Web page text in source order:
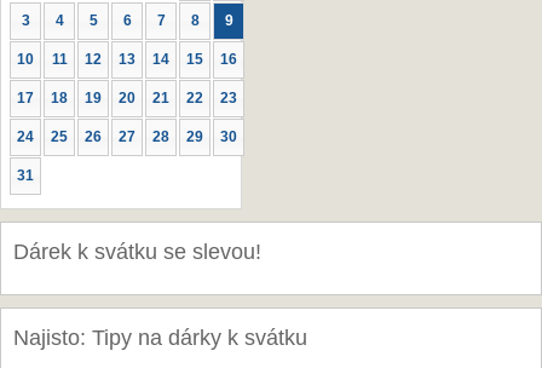
3 4 5 6 7 8 9
10 11 12 13 14 15 16
17 18 19 20 21 22 23
24 25 26 27 28 29 30
31
Dárek k svátku se slevou!
Najisto: Tipy na dárky k svátku